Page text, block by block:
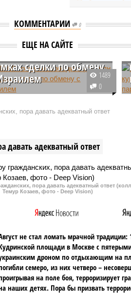
КОММЕНТАРИИ 0
ЕЩЕ НА САЙТЕ
готово
россиян в
сделки по обмену
движение ХАМАС
россиян в
с Израилем.
1489
0
пора давать адекватный ответ
давать адекватный ответ
пора давать адекватный ответ
Темур Козаев, фото - Deep Vision)
не стал ломать мрачной традиции:
площади в Москве с
дроном по отдыхающим на
семеро, из них четверо –
на поле боя, терроризирует
наших детях. Пора бы призвать